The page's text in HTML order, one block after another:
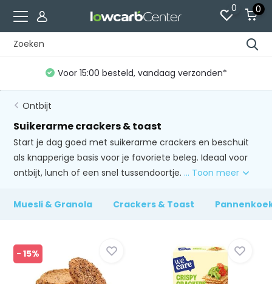
0 0
verzonden* Gratis verzending vanaf
Ontbijt
Suikerarme crackers & toast
Start je dag goed met suikerarme crackers en beschuit
als knapperige basis voor je favoriete beleg. Ideaal voor
ontbijt, lunch of een snel tussendoortje. ... Toon meer
Muesli & Granola Crackers & Toast
- 15%